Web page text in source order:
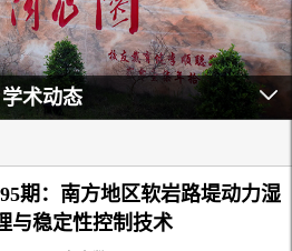
学术动态
期：南方地区软岩路堤动力湿
与稳定性控制技术